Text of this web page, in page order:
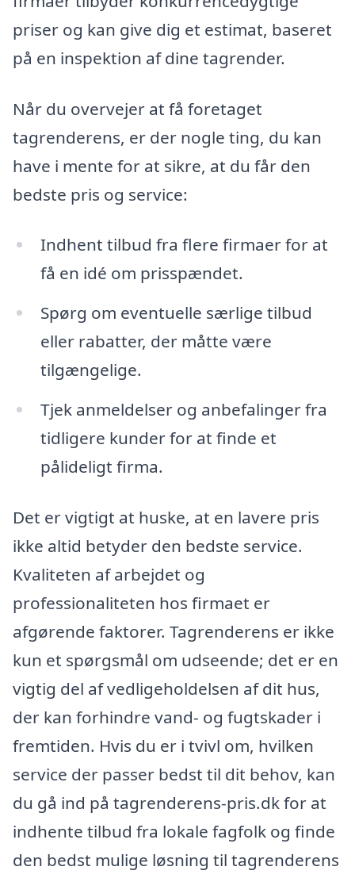
priser og kan give dig et estimat, baseret
på en inspektion af dine tagrender.
Når du overvejer at få foretaget
tagrenderens, er der nogle ting, du kan
have i mente for at sikre, at du får den
bedste pris og service:
Indhent tilbud fra flere firmaer for at
få en idé om prisspændet.
Spørg om eventuelle særlige tilbud
eller rabatter, der måtte være
tilgængelige.
Tjek anmeldelser og anbefalinger fra
tidligere kunder for at finde et
pålideligt firma.
Det er vigtigt at huske, at en lavere pris
ikke altid betyder den bedste service.
Kvaliteten af arbejdet og
professionaliteten hos firmaet er
afgørende faktorer. Tagrenderens er ikke
kun et spørgsmål om udseende; det er en
vigtig del af vedligeholdelsen af dit hus,
der kan forhindre vand- og fugtskader i
fremtiden. Hvis du er i tvivl om, hvilken
service der passer bedst til dit behov, kan
du gå ind på tagrenderens-pris.dk for at
indhente tilbud fra lokale fagfolk og finde
den bedst mulige løsning til tagrenderens